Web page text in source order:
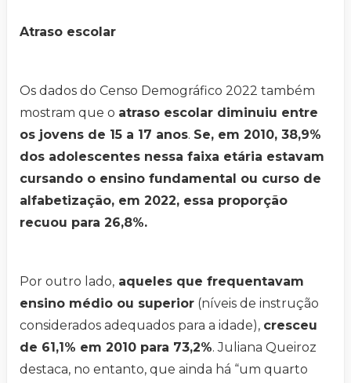
Atraso escolar
Os dados do Censo Demográfico 2022 também
mostram que o atraso escolar diminuiu entre
os jovens de 15 a 17 anos. Se, em 2010, 38,9%
dos adolescentes nessa faixa etária estavam
cursando o ensino fundamental ou curso de
alfabetização, em 2022, essa proporção
recuou para 26,8%.
Por outro lado, aqueles que frequentavam
ensino médio ou superior (níveis de instrução
considerados adequados para a idade), cresceu
de 61,1% em 2010 para 73,2%. Juliana Queiroz
destaca, no entanto, que ainda há “um quarto